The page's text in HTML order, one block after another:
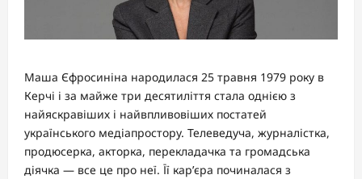
Маша Єфросиніна народилася 25 травня 1979 року в
Керчі і за майже три десятиліття стала однією з
найяскравіших і найвпливовіших постатей
українського медіапростору. Телеведуча, журналістка,
продюсерка, акторка, перекладачка та громадська
діячка — все це про неї. Її кар’єра починалася з